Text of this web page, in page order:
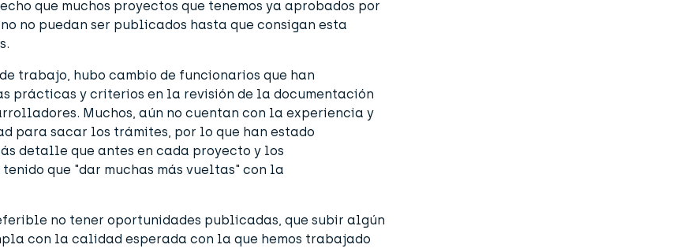
que muchos proyectos que tenemos ya aprobados por
no puedan ser publicados hasta que consigan esta
trabajo, hubo cambio de funcionarios que han
prácticas y criterios en la revisión de la documentación
Muchos, aún no cuentan con la experiencia y
para sacar los trámites, por lo que han estado
detalle que antes en cada proyecto y los
que "dar muchas más vueltas" con la
no tener oportunidades publicadas, que subir algún
con la calidad esperada con la que hemos trabajado